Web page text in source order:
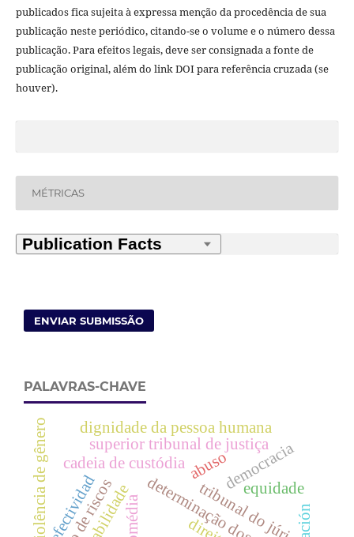
publicados fica sujeita à expressa menção da procedência de sua
publicação neste periódico, citando-se o volume e o número dessa
publicação. Para efeitos legais, deve ser consignada a fonte de
publicação original, além do link DOI para referência cruzada (se
houver).
MÉTRICAS
ENVIAR SUBMISSÃO
PALAVRAS-CHAVE
cadeia de custódia
fiabilidadecomédia
abuso
tribunal do júri
democracia
superior tribunal de justiça
equidade
violência de gêneroefectividad
dignidade da pessoa humana